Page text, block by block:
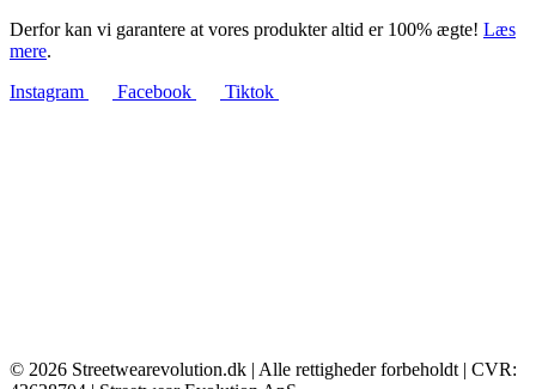
Derfor kan vi garantere at vores produkter altid er 100% ægte! Læs
mere.
Instagram
Facebook Tiktok
© 2026 Streetwearevolution.dk | Alle rettigheder forbeholdt | CVR: